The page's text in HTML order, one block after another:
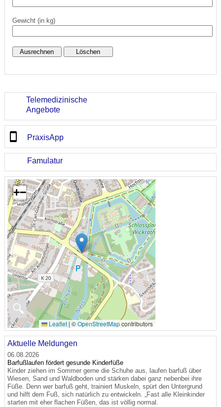
Gewicht (in kg)
Telemedizinische
Angebote
PraxisApp
Famulatur
🔍
+−
Leaflet | ©OpenStreetMapcontributors
Aktuelle Meldungen
06.08.2026
Barfußlaufen fördert gesunde Kinderfüße
Kinder ziehen im Sommer gerne die Schuhe aus, laufen barfuß über
Wiesen, Sand und Waldboden und stärken dabei ganz nebenbei ihre
Füße. Denn wer barfuß geht, trainiert Muskeln, spürt den Untergrund
und hilft dem Fuß, sich natürlich zu entwickeln. „Fast alle Kleinkinder
starten mit eher flachen Füßen, das ist völlig normal.